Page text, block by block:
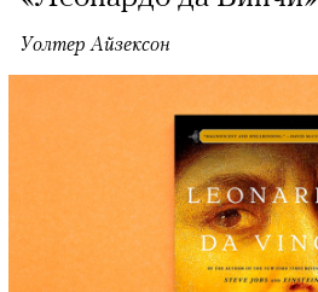
Уолтер Айзексон